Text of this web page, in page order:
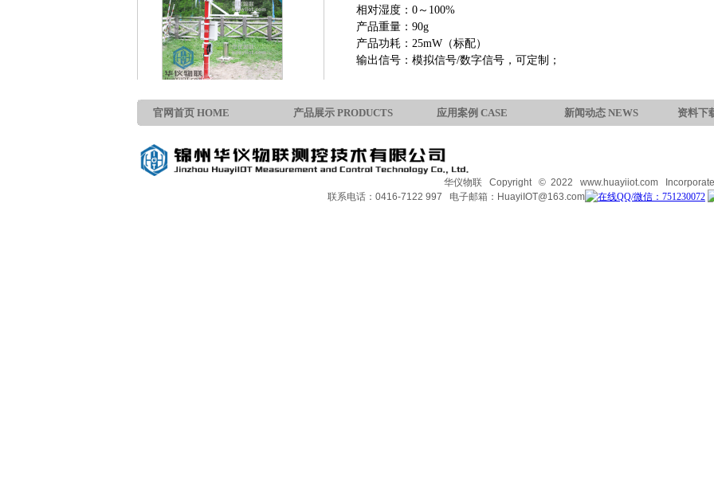
相对湿度：0～100%
产品重量：90g
产品功耗：25mW（标配）
输出信号：模拟信号/数字信号，可定制；
TNL-H5型森林火险气象观测站
官网首页 HOME 产品展示 PRODUCTS 应用案例 CASE 新闻动态 NEWS 资料下
华仪物联 Copyright © 2022 www.huayiiot.com
联系电话：0416-7122 997 电子邮箱：HuayiIOT@163.com